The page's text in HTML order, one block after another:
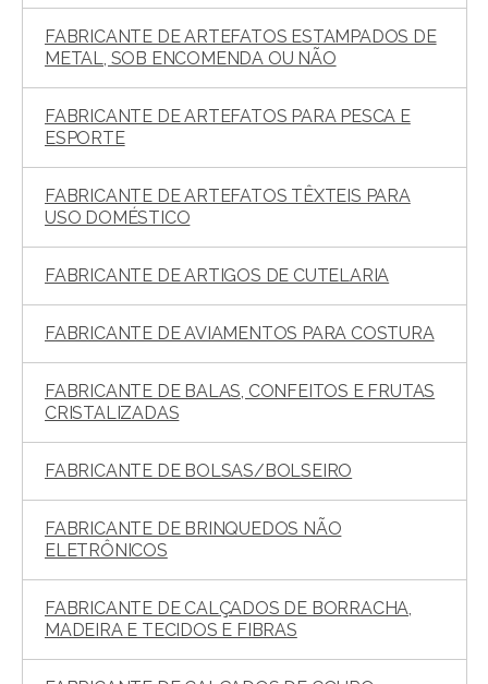
FABRICANTE DE ARTEFATOS ESTAMPADOS DE
METAL, SOB ENCOMENDA OU NÃO
FABRICANTE DE ARTEFATOS PARA PESCA E
ESPORTE
FABRICANTE DE ARTEFATOS TÊXTEIS PARA
USO DOMÉSTICO
FABRICANTE DE ARTIGOS DE CUTELARIA
FABRICANTE DE AVIAMENTOS PARA COSTURA
FABRICANTE DE BALAS, CONFEITOS E FRUTAS
CRISTALIZADAS
FABRICANTE DE BOLSAS/BOLSEIRO
FABRICANTE DE BRINQUEDOS NÃO
ELETRÔNICOS
FABRICANTE DE CALÇADOS DE BORRACHA,
MADEIRA E TECIDOS E FIBRAS